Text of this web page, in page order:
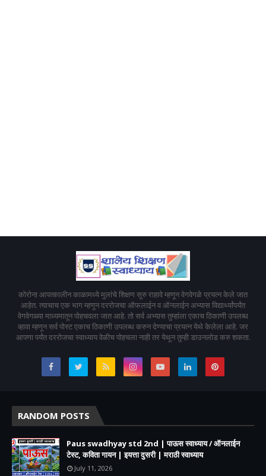
कोरोना आपत्कालीन काळामध्ये मुलांचे शिक्षण सुरु राहावे म्हणून वेगवेगळे प्रयत्न केले जात
आहेत. त्याचाच एक भाग म्हणून दररोजचा ऑफलाईन व ऑनलाईन अभ्यास विद्यार्थ्यांपर्यंत
वेगवेगळ्या माध्यमातून पोहचवला जात आहे. तो सर्व अभ्यास तुम्हांला एकाच ठिकाणी उपलब्ध
व्हावा म्हणून सर्व पोस्ट एकाच ठिकाणी उपलब्ध करुन देण्याचा प्रयत्न येथे केलेला आहे. जर
आपणा पर्यंत दररोजचा स्वाध्याय वेळीच पोहचला नाही तर येथून तुम्ही डाउनलोड करु शकता.
RANDOM POSTS
Paus swadhyay std 2nd | पाऊस स्वाध्याय / ऑनलाईन
टेस्ट, कविता गायन | इयत्ता दुसरी | मराठी स्वाध्याय
July 11, 2026